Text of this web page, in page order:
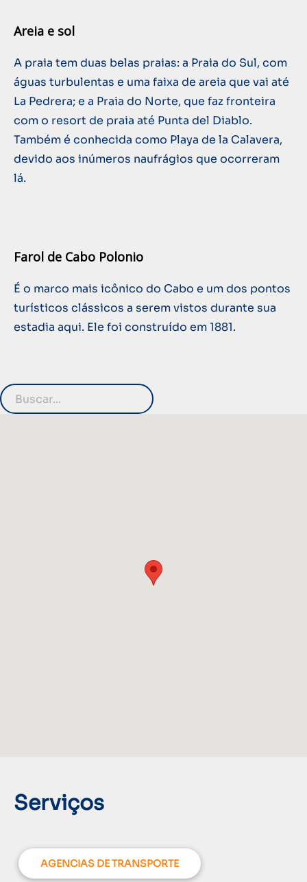
Areia e sol
A praia tem duas belas praias: a Praia do Sul, com
águas turbulentas e uma faixa de areia que vai até
La Pedrera; e a Praia do Norte, que faz fronteira
com o resort de praia até Punta del Diablo.
Também é conhecida como Playa de la Calavera,
devido aos inúmeros naufrágios que ocorreram
lá.
Farol de Cabo Polonio
É o marco mais icônico do Cabo e um dos pontos
turísticos clássicos a serem vistos durante sua
estadia aqui. Ele foi construído em 1881.
Serviços
AGENCIAS DE TRANSPORTE